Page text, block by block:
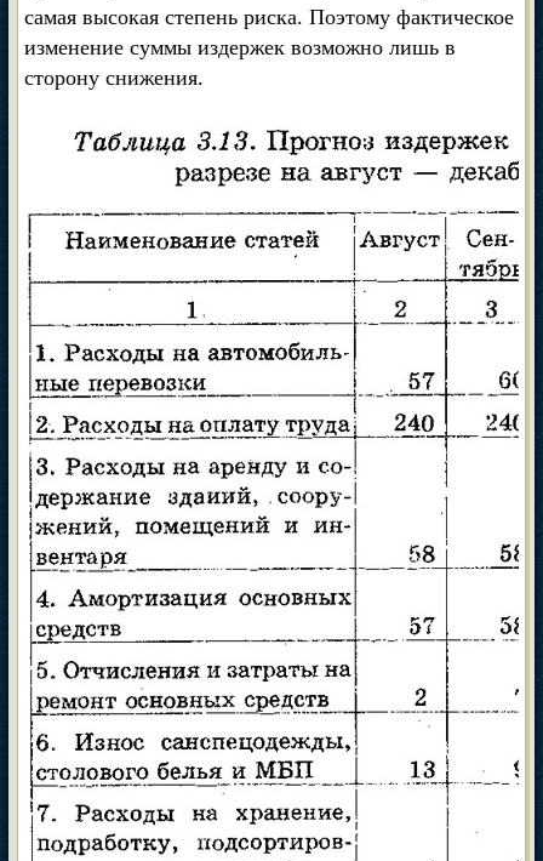
самая высокая степень риска. Поэтому фактическое
изменение суммы издержек возможно лишь в
сторону снижения.